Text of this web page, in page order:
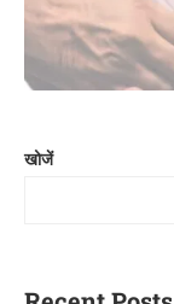
खोजें